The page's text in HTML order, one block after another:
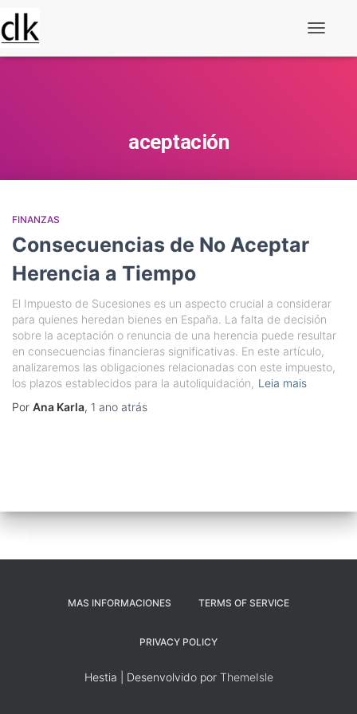
aceptación
FINANZAS
Consecuencias de No Aceptar
Herencia a Tiempo
El Impuesto de Sucesiones es un aspecto crucial a considerar
para quienes heredan bienes en España. La falta de decisión
sobre la aceptación o renuncia de una herencia puede resultar
en consecuencias financieras significativas. En este artículo,
analizaremos las obligaciones relacionadas con este impuesto,
los plazos establecidos para la autoliquidación, Leia mais
Por Ana Karla, 1 ano atrás
MAS INFORMACIONES TERMS OF SERVICE
PRIVACY POLICY
Hestia | Desenvolvido por ThemeIsle